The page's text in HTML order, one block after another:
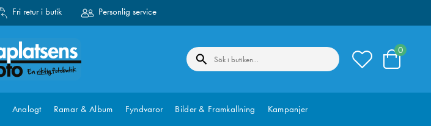
Fri retur i butik Personlig service
0
Analogt Ramar & Album Fyndvaror Bilder & Framkallning Kampanjer